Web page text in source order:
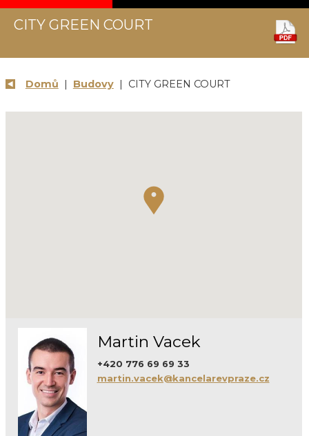
CITY GREEN COURT
Domů | Budovy| CITY GREEN COURT
Martin Vacek
+420 776 69 69 33
martin.vacek@kancelarevpraze.cz